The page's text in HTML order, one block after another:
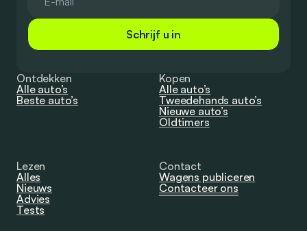
Schrijf u in
Ontdekken
Alle auto’s
Beste auto’s
Kopen
Alle auto’s
Tweedehands auto’s
Nieuwe auto’s
Oldtimers
Lezen
Alles
Nieuws
Advies
Tests
Contact
Wagens publiceren
Contacteer ons